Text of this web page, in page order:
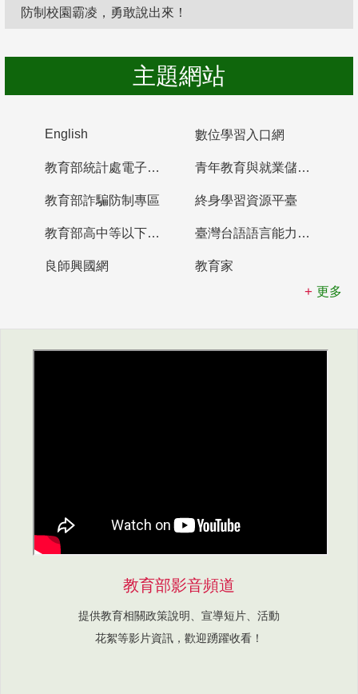
防制校園霸凌，勇敢說出來！
主題網站
English 數位學習入口網
教育部統計處電子書櫃 青年教育與就業儲蓄帳戶
教育部詐騙防制專區 終身學習資源平臺
教育部高中等以下學校及幼兒園教師資格檢定考試 臺灣台語語言能力認證網站
良師興國網
教育家
更多
教育部影音頻道
提供教育相關政策說明、宣導短片、活動
花絮等影片資訊，歡迎踴躍收看！